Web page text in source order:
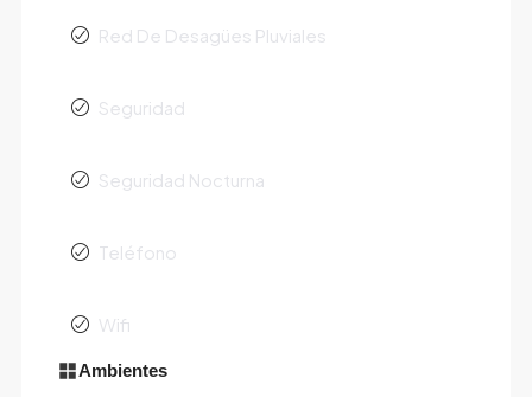
Red De Desagües Pluviales
Seguridad
Seguridad Nocturna
Teléfono
Wifi
Ambientes